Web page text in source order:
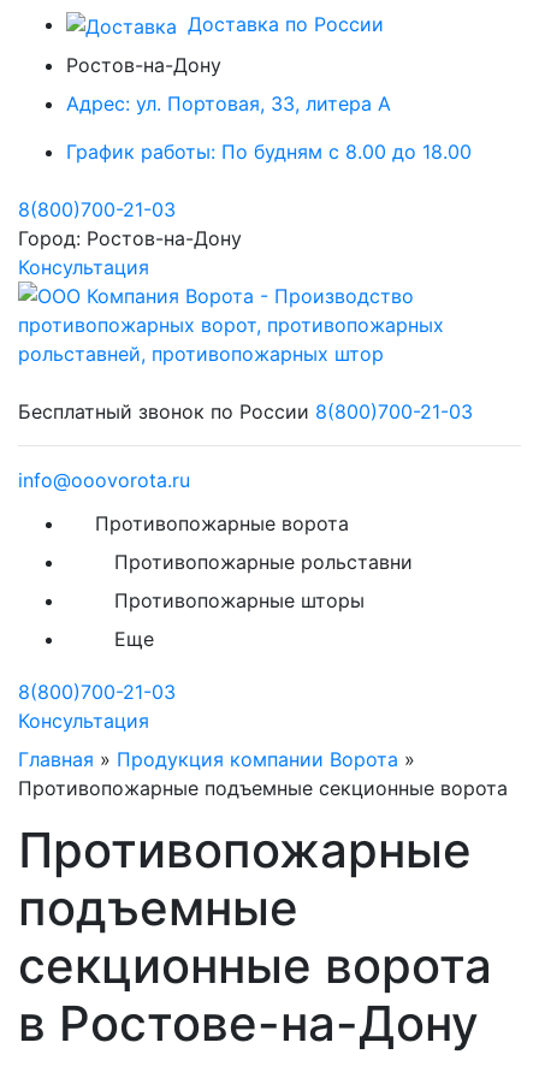
Доставка по России
Ростов-на-Дону
Адрес: ул. Портовая, 33, литера А
График работы: По будням с 8.00 до 18.00
8(800)700-21-03
Город: Ростов-на-Дону
Консультация
Бесплатный звонок по России 8(800)700-21-03
info@ooovorota.ru
Противопожарные ворота
Противопожарные рольставни
Противопожарные шторы
Еще
8(800)700-21-03
Консультация
Главная » Продукция компании Ворота »
Противопожарные подъемные секционные ворота
Противопожарные
подъемные
секционные ворота
в Ростове-на-Дону